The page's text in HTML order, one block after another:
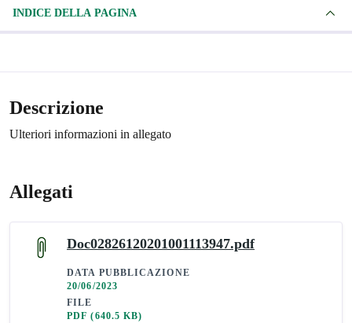
INDICE DELLA PAGINA
Descrizione
Ulteriori informazioni in allegato
Allegati
Doc02826120201001113947.pdf
DATA PUBBLICAZIONE
20/06/2023
FILE
PDF(640.5 KB)